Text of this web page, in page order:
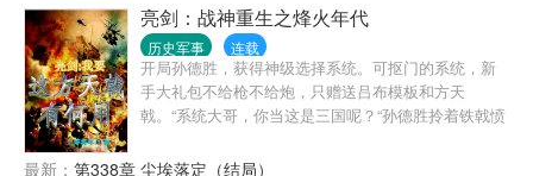
样你将会觉得本书非常有趣。
摆动，猎猎响声与风声交织在一起；白茫茫天地间那
一抹红，在夕阳的衬托下，显的那么孤独.......
亮剑：战神重生之烽火年代
历史军事 连载
开局孙德胜，获得神级选择系统。可抠门的系统，新
手大礼包不给枪不给炮，只赠送吕布模板和方天
戟。“系统大哥，你当这是三国呢？“孙德胜拎着铁戟愤
戟有何用啊?”
最新： 第338章 尘埃落定（结局）